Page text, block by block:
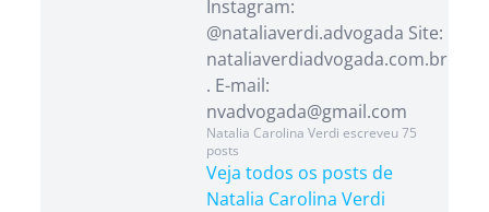
Instagram:
@nataliaverdi.advogada Site:
nataliaverdiadvogada.com.br
. E-mail:
nvadvogada@gmail.com
Natalia Carolina Verdi escreveu 75
posts
Veja todos os posts de
Natalia Carolina Verdi